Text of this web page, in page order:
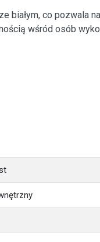
białym, co pozwala
wśród osób